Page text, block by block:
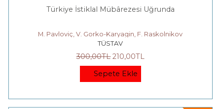
Türkiye İstiklal Mübârezesi Uğrunda
M. Pavloviç, V. Gorko-Karyagin, F. Raskolnikov
TÜSTAV
300,00TL 210,00TL
Sepete Ekle